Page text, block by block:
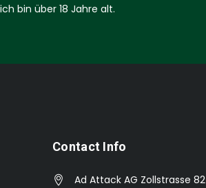
bin über 18 Jahre alt.
Contact Info
Ad Attack AG Zollstrasse 82